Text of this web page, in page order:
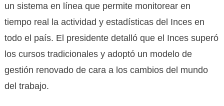
un sistema en línea que permite monitorear en
tiempo real la actividad y estadísticas del Inces en
todo el país. El presidente detalló que el Inces superó
los cursos tradicionales y adoptó un modelo de
gestión renovado de cara a los cambios del mundo
del trabajo.